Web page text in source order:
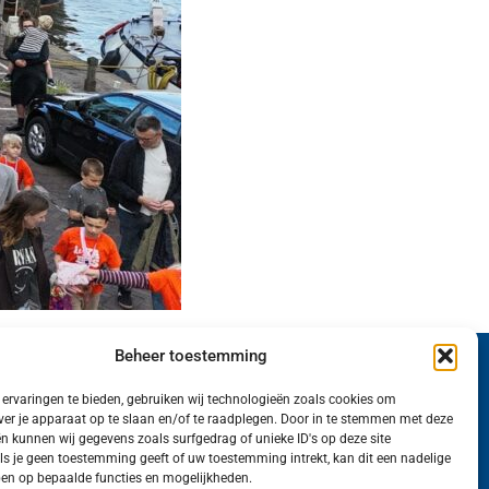
Beheer toestemming
ervaringen te bieden, gebruiken wij technologieën zoals cookies om
je apparaat op te slaan en/of te raadplegen. Door in te stemmen met deze
kunnen wij gegevens zoals surfgedrag of unieke ID's op deze site
je geen toestemming geeft of uw toestemming intrekt, kan dit een nadelige
op bepaalde functies en mogelijkheden.
Wij van FranekerActueel.nl verzorgen het nieuws
in de Gemeente Waadhoeke. Met als hoofdplaats
Franeker.